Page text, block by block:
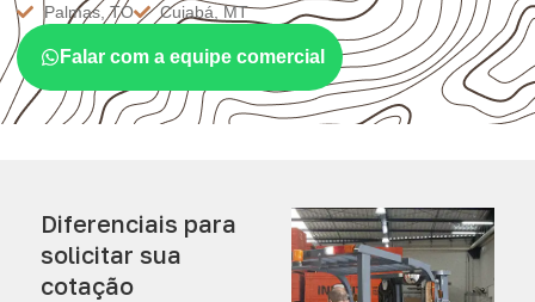
Palmas, TO
Cuiabá, MT
Falar com a equipe comercial
Diferenciais para
solicitar sua
cotação